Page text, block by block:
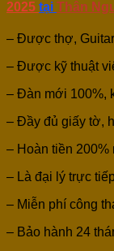
2025 tại Thân
– Được thợ,
– Được kỹ thuật
– Đàn mới 100%,
– Đầy đủ giấy tờ,
– Hoàn tiền 200%
– Là đại lý trực
– Miễn phí công
– Bảo hành 24